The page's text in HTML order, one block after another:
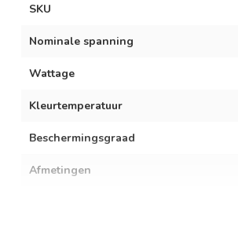
SKU
Nominale spanning
Wattage
Kleurtemperatuur
Beschermingsgraad
Afmetingen